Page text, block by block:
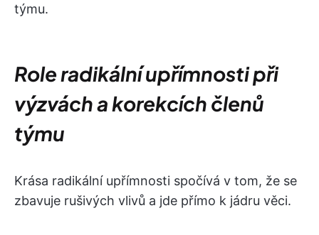
týmu.
Role radikální upřímnosti při
výzvách a korekcích členů
týmu
Krása radikální upřímnosti spočívá v tom, že se
zbavuje rušivých vlivů a jde přímo k jádru věci.